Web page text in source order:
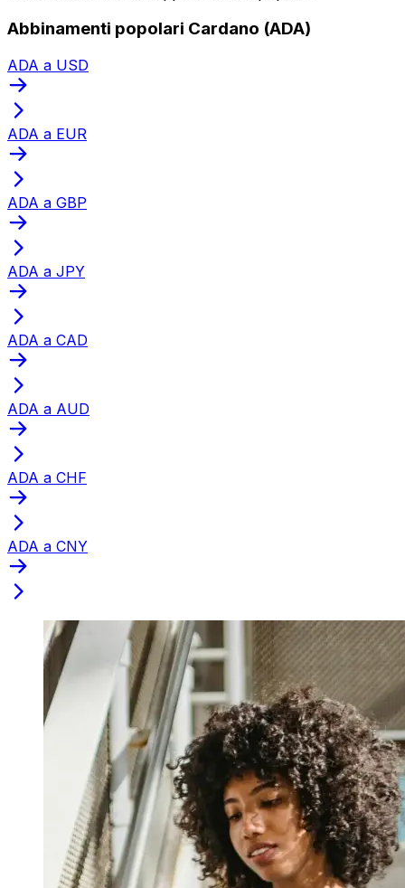
Abbinamenti popolari Cardano (ADA)
ADA a USD
ADA a EUR
ADA a GBP
ADA a JPY
ADA a CAD
ADA a AUD
ADA a CHF
ADA a CNY